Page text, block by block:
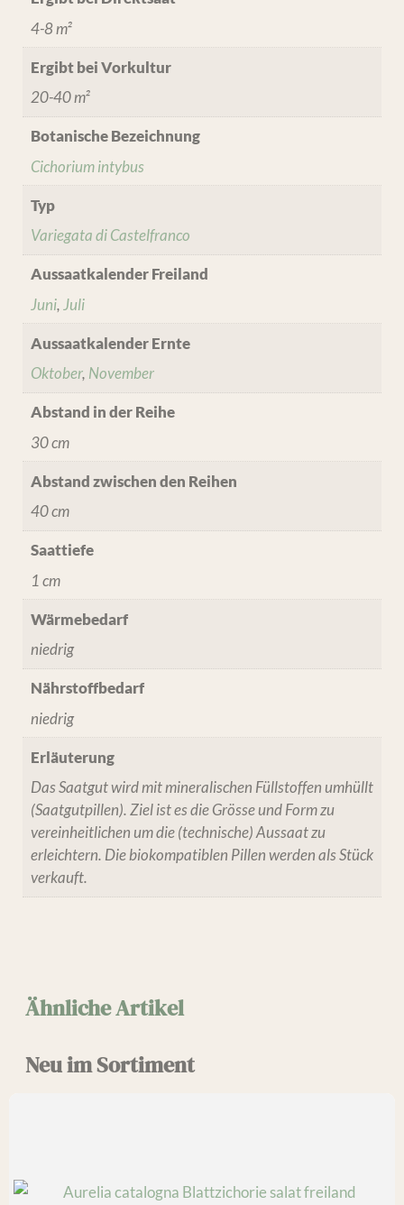
4-8 m²
Ergibt bei Vorkultur
20-40 m²
Botanische Bezeichnung
Cichorium intybus
Typ
Variegata di Castelfranco
Aussaatkalender Freiland
Juni, Juli
Aussaatkalender Ernte
Oktober, November
Abstand in der Reihe
30 cm
Abstand zwischen den Reihen
40 cm
Saattiefe
1 cm
Wärmebedarf
niedrig
Nährstoffbedarf
niedrig
Erläuterung
Das Saatgut wird mit mineralischen Füllstoffen umhüllt
(Saatgutpillen). Ziel ist es die Grösse und Form zu
vereinheitlichen um die (technische) Aussaat zu
erleichtern. Die biokompatiblen Pillen werden als Stück
verkauft.
Ähnliche Artikel
Neu im Sortiment